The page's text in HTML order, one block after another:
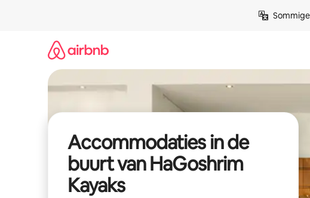
Accommodaties in de
buurt van HaGoshrim
Kayaks